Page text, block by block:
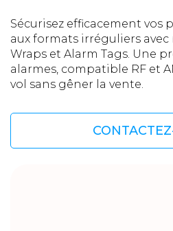
Sécurisez efficacement vos
aux formats irréguliers
Wraps et Alarm Tags. Une
alarmes, compatible RF et
vol sans gêner la vente.